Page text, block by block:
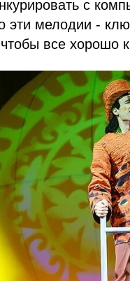
с
эти мелодии -
все хорошо